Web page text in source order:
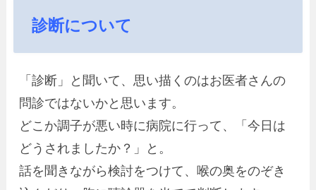
診断について
「診断」と聞いて、思い描くのはお医者さんの
問診ではないかと思います。
どこか調子が悪い時に病院に行って、「今日は
どうされましたか？」と。
話を聞きながら検討をつけて、喉の奥をのぞき